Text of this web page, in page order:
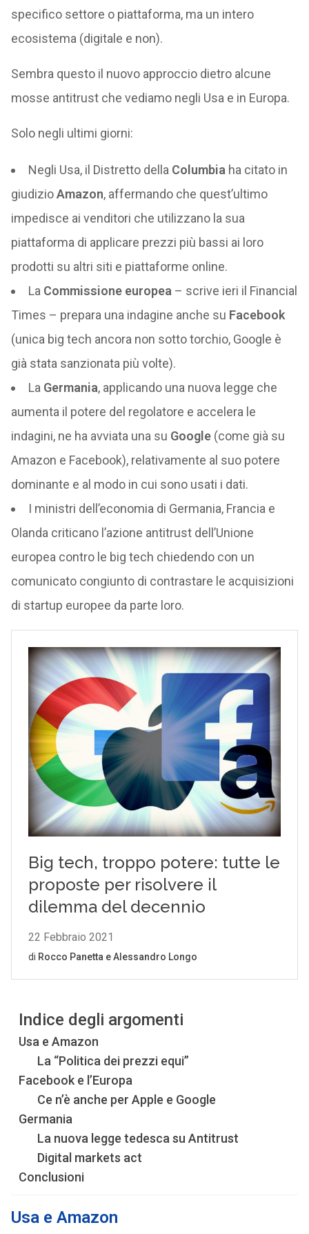
specifico settore o piattaforma, ma un intero
ecosistema (digitale e non).
Sembra questo il nuovo approccio dietro alcune
mosse antitrust che vediamo negli Usa e in Europa.
Solo negli ultimi giorni:
Negli Usa, il Distretto della Columbia ha citato in
giudizioAmazon, affermando che quest’ultimo
impedisce ai venditori che utilizzano la sua
piattaforma di applicare prezzi più bassi ai loro
prodotti su altri siti e piattaforme online.
La Commissione europea – scrive ieri il Financial
Times – prepara una indagine anche su Facebook
(unica big tech ancora non sotto torchio, Google è
già stata sanzionata più volte).
La Germania, applicando una nuova legge che
aumenta il potere del regolatore e accelera le
indagini, ne ha avviata una su Google(come già su
Amazon e Facebook), relativamente al suo potere
dominante e al modo in cui sono usati i dati.
I ministri dell’economia di Germania, Francia e
Olanda criticano l’azione antitrust dell’Unione
europea contro le big tech chiedendo con un
comunicato congiunto di contrastare le acquisizioni
di startup europee da parte loro.
Indice degli argomenti
Usa e Amazon
La “Politica dei prezzi equi”
Facebook e l’Europa
Ce n’è anche per Apple e Google
Germania
La nuova legge tedesca su Antitrust
Digital markets act
Conclusioni
Usa e Amazon